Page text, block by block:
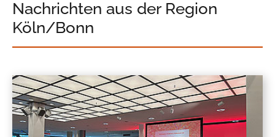
Nachrichten aus der Region
Köln/Bonn